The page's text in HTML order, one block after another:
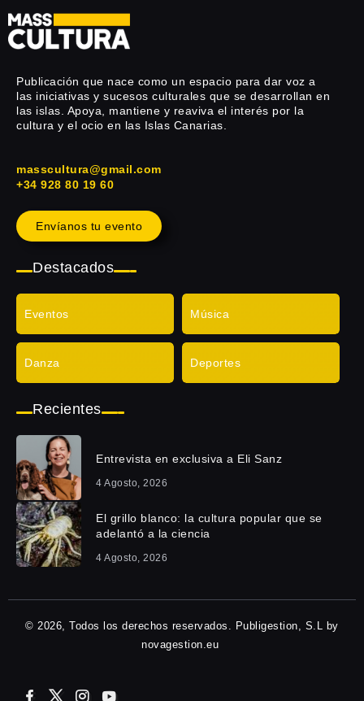
Publicación que nace como un espacio para dar voz a
las iniciativas y sucesos culturales que se desarrollan en
las islas. Apoya, mantiene y reaviva el interés por la
cultura y el ocio en las Islas Canarias.
masscultura@gmail.com
+34 928 80 19 60
Envíanos tu evento
Destacados
Eventos Música
Danza Deportes
Recientes
Entrevista en exclusiva a Eli Sanz
4 Agosto, 2026
El grillo blanco: la cultura popular que se
adelantó a la ciencia
4 Agosto, 2026
© 2026, Todos los derechos reservados. Publigestion, S.L by
novagestion.eu